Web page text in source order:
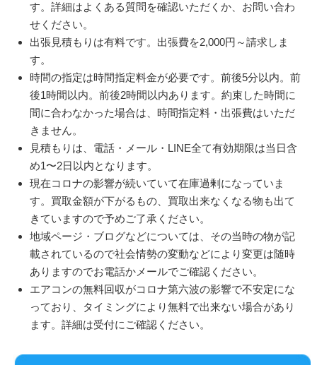
す。詳細はよくある質問を確認いただくか、お問い合わ
せください。
出張見積もりは有料です。出張費を2,000円～請求しま
す。
時間の指定は時間指定料金が必要です。前後5分以内。前
後1時間以内。前後2時間以内あります。約束した時間に
間に合わなかった場合は、時間指定料・出張費はいただ
きません。
見積もりは、電話・メール・LINE全て有効期限は当日含
め1〜2日以内となります。
現在コロナの影響が続いていて在庫過剰になっていま
す。買取金額が下がるもの、買取出来なくなる物も出て
きていますので予めご了承ください。
地域ページ・ブログなどについては、その当時の物が記
載されているので社会情勢の変動などにより変更は随時
ありますのでお電話かメールでご確認ください。
エアコンの無料回収がコロナ第六波の影響で不安定にな
っており、タイミングにより無料で出来ない場合があり
ます。詳細は受付にご確認ください。